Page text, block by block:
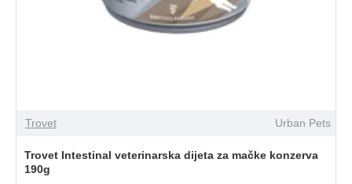
Trovet Urban Pets
Trovet Intestinal veterinarska dijeta za mačke konzerva
190g